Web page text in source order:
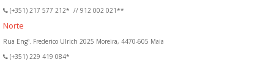
(+351) 217 577 212* // 912 002 021**
Norte
Rua Engº. Frederico Ulrich 2025 Moreira, 4470-605 Maia
(+351) 229 419 084*